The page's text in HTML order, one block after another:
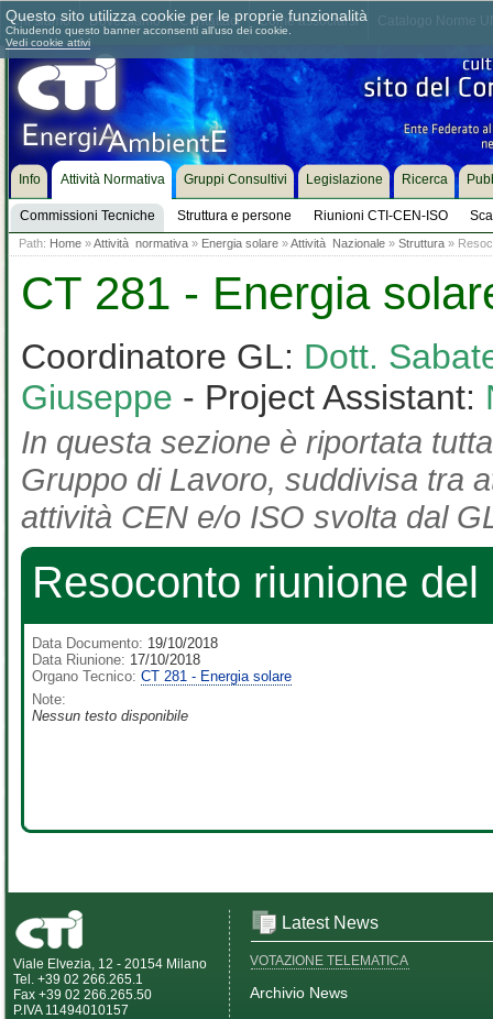
Chi siamo Dove siamo Contattaci Come associarsi
Info Attività Normativa
Commissioni Tecniche Struttura e persone Riunioni CTI-CEN-ISO
Gruppi Consultivi Legislazione Ricerca
Path: Home »Attività normativa » Energia solare »Attività Nazionale » Struttura »
CT 281 - Energia
Coordinatore GL: Dott.
Giuseppe - Project Assistant:
In questa sezione è riportata
Gruppo di Lavoro, suddivisa tra
attività CEN e/o ISO svolta dal
Resoconto riunione
Data Documento: 19/10/2018
Data Riunione: 17/10/2018
Organo Tecnico: CT 281 - Energia solare
Note:
Nessun testo disponibile
Viale Elvezia, 12 - 20154 Milano
Tel. +39 02 266.265.1
Fax +39 02 266.265.50
P.IVA 11494010157
Latest News
VOTAZIONE TELEMATICA
Archivio News
Questo sito utilizza cookie per le proprie funzionalità
Chiudendo questo banner acconsenti all'uso dei cookie.
Vedi cookie attivi